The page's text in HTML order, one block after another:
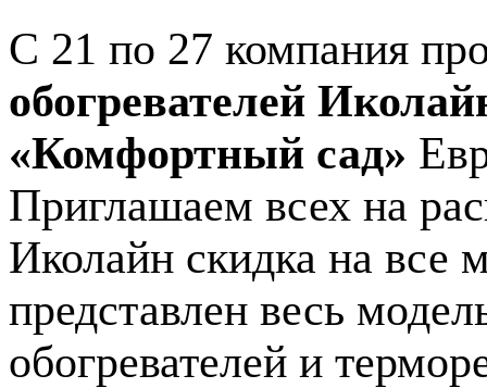
С 21 по 27 компания
обогревателей
«Комфортный сад»
Приглашаем всех на
Иколайн скидка на все
представлен весь
обогревателей и